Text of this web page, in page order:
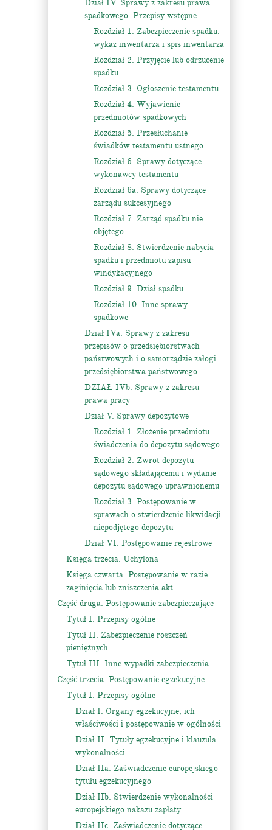
Dział IV. Sprawy z zakresu prawa
spadkowego. Przepisy wstępne
Rozdział 1. Zabezpieczenie spadku,
wykaz inwentarza i spis inwentarza
Rozdział 2. Przyjęcie lub odrzucenie
spadku
Rozdział 3. Ogłoszenie testamentu
Rozdział 4. Wyjawienie
przedmiotów spadkowych
Rozdział 5. Przesłuchanie
świadków testamentu ustnego
Rozdział 6. Sprawy dotyczące
wykonawcy testamentu
Rozdział 6a. Sprawy dotyczące
zarządu sukcesyjnego
Rozdział 7. Zarząd spadku nie
objętego
Rozdział 8. Stwierdzenie nabycia
spadku i przedmiotu zapisu
windykacyjnego
Rozdział 9. Dział spadku
Rozdział 10. Inne sprawy
spadkowe
Dział IVa. Sprawy z zakresu
przepisów o przedsiębiorstwach
państwowych i o samorządzie załogi
przedsiębiorstwa państwowego
DZIAŁ IVb. Sprawy z zakresu
prawa pracy
Dział V. Sprawy depozytowe
Rozdział 1. Złożenie przedmiotu
świadczenia do depozytu sądowego
Rozdział 2. Zwrot depozytu
sądowego składającemu i wydanie
depozytu sądowego uprawnionemu
Rozdział 3. Postępowanie w
sprawach o stwierdzenie likwidacji
niepodjętego depozytu
Dział VI. Postępowanie rejestrowe
Księga trzecia. Uchylona
Księga czwarta. Postępowanie w razie
zaginięcia lub zniszczenia akt
Część druga. Postępowanie zabezpieczające
Tytuł I. Przepisy ogólne
Tytuł II. Zabezpieczenie roszczeń
pieniężnych
Tytuł III. Inne wypadki zabezpieczenia
Część trzecia. Postępowanie egzekucyjne
Tytuł I. Przepisy ogólne
Dział I. Organy egzekucyjne, ich
właściwości i postępowanie w ogólności
Dział II. Tytuły egzekucyjne i klauzula
wykonalności
Dział IIa. Zaświadczenie europejskiego
tytułu egzekucyjnego
Dział IIb. Stwierdzenie wykonalności
europejskiego nakazu zapłaty
Dział IIc. Zaświadczenie dotyczące